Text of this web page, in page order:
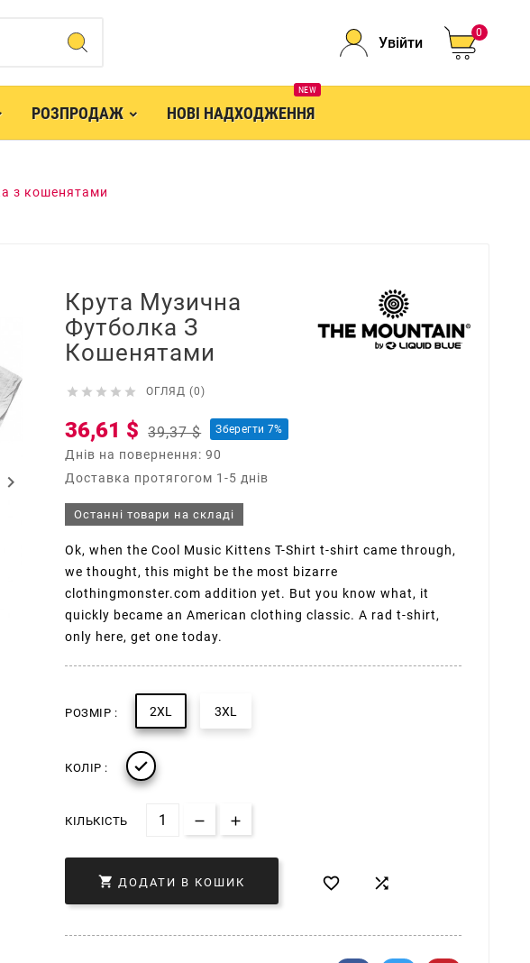
Увійти
0
РОЗПРОДАЖ НОВІ НАДХОДЖЕННЯ
NEW
з кошенятами
keyboard_arrow_right
Крута Музична
Футболка З
Кошенятами
     ОГЛЯД (0)
36,61 $ 39,37 $ Зберегти 7%
Днів на повернення: 90
Доставка протягогом 1-5 днів
Останні товари на складі
Ok, when the Cool Music Kittens T-Shirt t-shirt came through,
we thought, this might be the most bizarre
clothingmonster.com addition yet. But you know what, it
quickly became an American clothing classic. A rad t-shirt,
only here, get one today.
РОЗМІР : 2XL 3XL
КОЛІР : 
КІЛЬКІСТЬ
 ДОДАТИ В КОШИК  